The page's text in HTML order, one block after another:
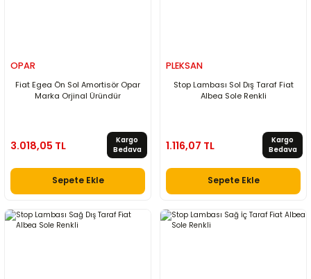
OPAR
Fiat Egea Ön Sol Amortisör Opar
Marka Orjinal Üründür
3.018,05 TL
Kargo
Bedava
Sepete Ekle
PLEKSAN
Stop Lambası Sol Dış Taraf Fiat
Albea Sole Renkli
1.116,07 TL
Kargo
Bedava
Sepete Ekle